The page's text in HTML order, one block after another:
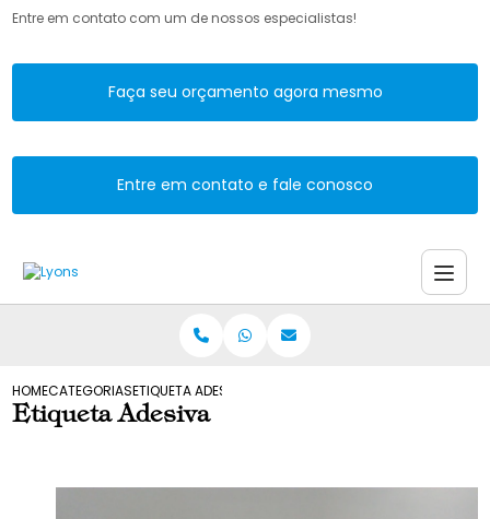
Entre em contato com um de nossos especialistas!
Faça seu orçamento agora mesmo
Entre em contato e fale conosco
HOMECATEGORIASETIQUETA ADESIVA
Etiqueta Adesiva